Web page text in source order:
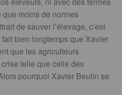
moins de normes
de sauver l’élevage, c’est
bien longtemps que Xavier
que les agriculteurs
telle que celle des
pourquoi Xavier Beulin se